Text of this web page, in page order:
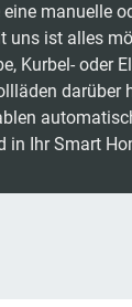
manuelle
uns ist alles
Kurbel- oder
darüber
in Ihr Smart